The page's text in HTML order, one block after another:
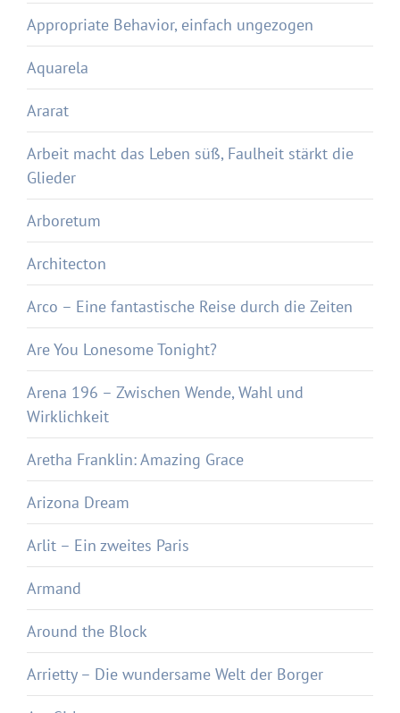
Appropriate Behavior, einfach ungezogen
Aquarela
Ararat
Arbeit macht das Leben süß, Faulheit stärkt die
Glieder
Arboretum
Architecton
Arco – Eine fantastische Reise durch die Zeiten
Are You Lonesome Tonight?
Arena 196 – Zwischen Wende, Wahl und
Wirklichkeit
Aretha Franklin: Amazing Grace
Arizona Dream
Arlit – Ein zweites Paris
Armand
Around the Block
Arrietty – Die wundersame Welt der Borger